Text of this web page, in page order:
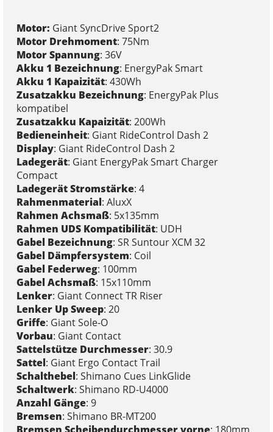
Motor: Giant SyncDrive Sport2
Motor Drehmoment: 75Nm
Motor Spannung: 36V
Akku 1 Bezeichnung: EnergyPak Smart
Akku 1 Kapaizität: 430Wh
Zusatzakku Bezeichnung: EnergyPak Plus
kompatibel
Zusatzakku Kapaizität: 200Wh
Bedieneinheit: Giant RideControl Dash 2
Display: Giant RideControl Dash 2
Ladegerät: Giant EnergyPak Smart Charger
Compact
Ladegerät Stromstärke: 4
Rahmenmaterial: AluxX
Rahmen Achsmaß: 5x135mm
Rahmen UDS Kompatibilität: UDH
Gabel Bezeichnung: SR Suntour XCM 32
Gabel Dämpfersystem: Coil
Gabel Federweg: 100mm
Gabel Achsmaß: 15x110mm
Lenker: Giant Connect TR Riser
Lenker Up Sweep: 20
Griffe: Giant Sole-O
Vorbau: Giant Contact
Sattelstütze Durchmesser: 30.9
Sattel: Giant Ergo Contact Trail
Schalthebel: Shimano Cues LinkGlide
Schaltwerk: Shimano RD-U4000
Anzahl Gänge: 9
Bremsen: Shimano BR-MT200